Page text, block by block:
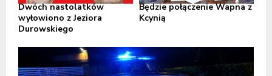
Dwóch nastolatków
wyłowiono z Jeziora
Durowskiego
Będzie połączenie Wapna z
Kcynią